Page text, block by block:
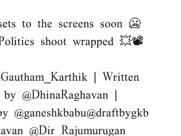
to the screens soon 🥶
shoot wrapped 💥📽️
| Written
by @DhinaRaghavan |
@ganeshkbabu@draftbygkb
@Dir_Rajumurugan